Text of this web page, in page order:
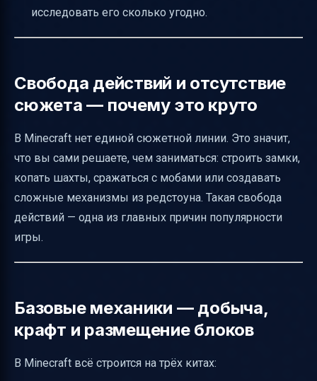
исследовать его сколько угодно.
Свобода действий и отсутствие
сюжета — почему это круто
В Minecraft нет единой сюжетной линии. Это значит,
что вы сами решаете, чем заниматься: строить замки,
копать шахты, сражаться с мобами или создавать
сложные механизмы из редстоуна. Такая свобода
действий — одна из главных причин популярности
игры.
Базовые механики — добыча,
крафт и размещение блоков
В Minecraft всё строится на трёх китах: